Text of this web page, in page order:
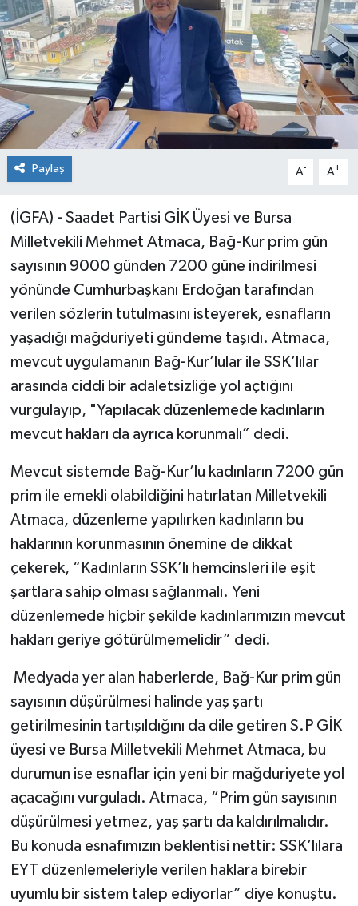
Paylaş A- A+
(İGFA) - Saadet Partisi GİK Üyesi ve Bursa
Milletvekili Mehmet Atmaca, Bağ-Kur prim gün
sayısının 9000 günden 7200 güne indirilmesi
yönünde Cumhurbaşkanı Erdoğan tarafından
verilen sözlerin tutulmasını isteyerek, esnafların
yaşadığı mağduriyeti gündeme taşıdı. Atmaca,
mevcut uygulamanın Bağ-Kur’lular ile SSK’lılar
arasında ciddi bir adaletsizliğe yol açtığını
vurgulayıp, "Yapılacak düzenlemede kadınların
mevcut hakları da ayrıca korunmalı” dedi.
Mevcut sistemde Bağ-Kur’lu kadınların 7200 gün
prim ile emekli olabildiğini hatırlatan Milletvekili
Atmaca, düzenleme yapılırken kadınların bu
haklarının korunmasının önemine de dikkat
çekerek, “Kadınların SSK’lı hemcinsleri ile eşit
şartlara sahip olması sağlanmalı. Yeni
düzenlemede hiçbir şekilde kadınlarımızın mevcut
hakları geriye götürülmemelidir” dedi.
Medyada yer alan haberlerde, Bağ-Kur prim gün
sayısının düşürülmesi halinde yaş şartı
getirilmesinin tartışıldığını da dile getiren S.P GİK
üyesi ve Bursa Milletvekili Mehmet Atmaca, bu
durumun ise esnaflar için yeni bir mağduriyete yol
açacağını vurguladı. Atmaca, “Prim gün sayısının
düşürülmesi yetmez, yaş şartı da kaldırılmalıdır.
Bu konuda esnafımızın beklentisi nettir: SSK’lılara
EYT düzenlemeleriyle verilen haklara birebir
uyumlu bir sistem talep ediyorlar” diye konuştu.
Spor
Teknoloji
Türkiye